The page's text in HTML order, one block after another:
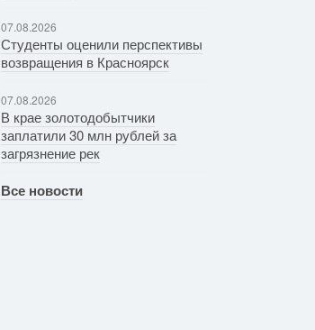
07.08.2026
Студенты оценили перспективы
возвращения в Красноярск
07.08.2026
В крае золотодобытчики
заплатили 30 млн рублей за
загрязнение рек
Все новости